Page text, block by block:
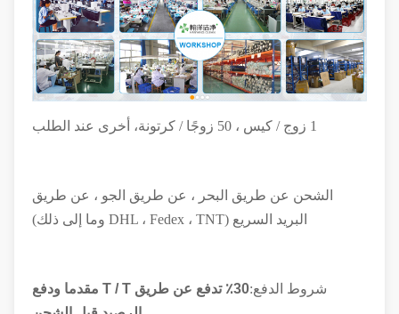
، أخرى عند الطلب
الشحن عن طريق البحر ، عن طريق الجو ، عن طريق
البريد السريع (DHL ، Fedex ، TNT وما إلى ذلك)
شروط الدفع:
30٪ تدفع عن طريق T / T مقدما ودفع